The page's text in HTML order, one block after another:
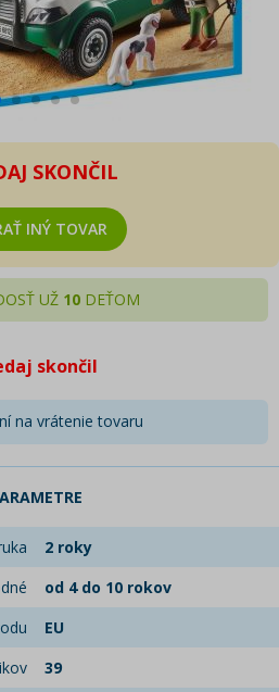
SKONČIL
INÝ TOVAR
UŽ 10DEŤOM
skončil
na vrátenie tovaru
2 roky
od 4 do 10 rokov
EU
39